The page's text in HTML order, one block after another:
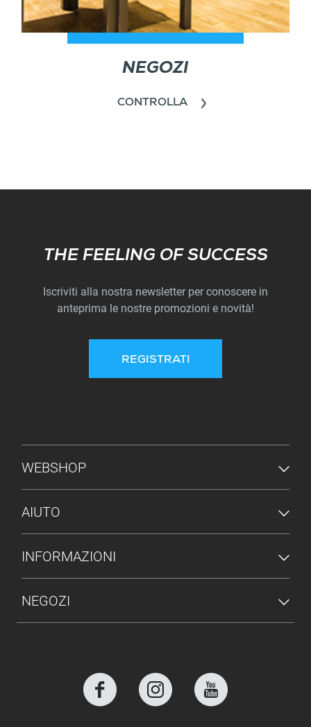
NEGOZI
CONTROLLA
Subscribe
THE FEELING OF SUCCESS
Iscriviti alla nostra newsletter per conoscere in
anteprima le nostre promozioni e novità!
REGISTRATI
MENU PIÈ DI PAGINA
WEBSHOP
AIUTO
INFORMAZIONI
NEGOZI